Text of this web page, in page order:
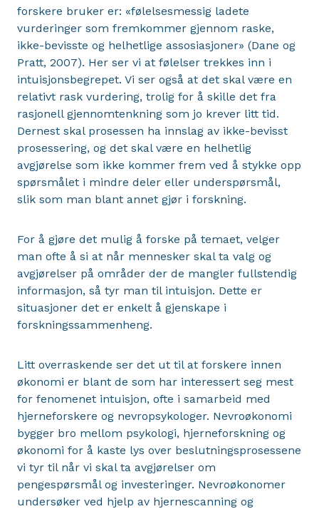
forskere bruker er: «følelsesmessig ladete
vurderinger som fremkommer gjennom raske,
ikke-bevisste og helhetlige assosiasjoner» (Dane og
Pratt, 2007). Her ser vi at følelser trekkes inn i
intuisjonsbegrepet. Vi ser også at det skal være en
relativt rask vurdering, trolig for å skille det fra
rasjonell gjennomtenkning som jo krever litt tid.
Dernest skal prosessen ha innslag av ikke-bevisst
prosessering, og det skal være en helhetlig
avgjørelse som ikke kommer frem ved å stykke opp
spørsmålet i mindre deler eller underspørsmål,
slik som man blant annet gjør i forskning.
For å gjøre det mulig å forske på temaet, velger
man ofte å si at når mennesker skal ta valg og
avgjørelser på områder der de mangler fullstendig
informasjon, så tyr man til intuisjon. Dette er
situasjoner det er enkelt å gjenskape i
forskningssammenheng.
Litt overraskende ser det ut til at forskere innen
økonomi er blant de som har interessert seg mest
for fenomenet intuisjon, ofte i samarbeid med
hjerneforskere og nevropsykologer. Nevroøkonomi
bygger bro mellom psykologi, hjerneforskning og
økonomi for å kaste lys over beslutningsprosessene
vi tyr til når vi skal ta avgjørelser om
pengespørsmål og investeringer. Nevroøkonomer
undersøker ved hjelp av hjernescanning og